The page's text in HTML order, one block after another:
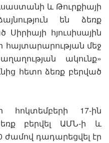
և Թուրքիայի
են ձեռք
հյուսիսային
հայտարարության մեջ
ակունք»
հետո ձեռք բերված
17-ին
բերվել ԱՄՆ-ի և
ժամով դադարեցվել էր